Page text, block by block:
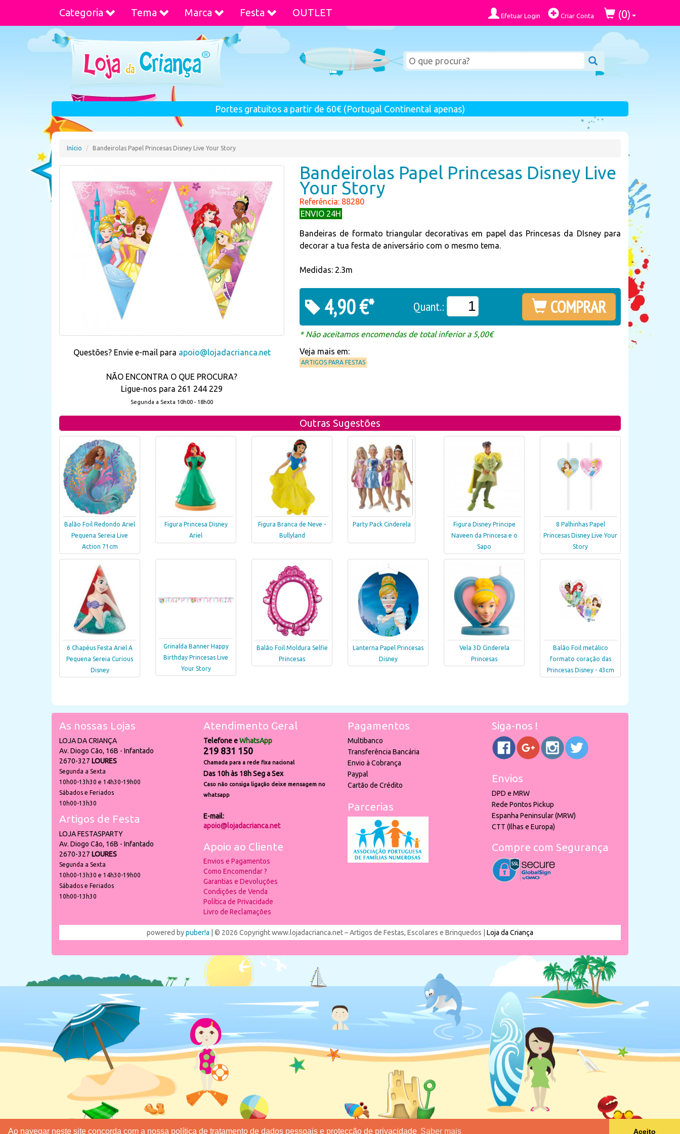
Ao navegar neste site concorda com a nossa política de tratamento de dados pessoais e protecção de privacidade Saber mais Aceito
Categoria Tema Marca Festa OUTLET Efetuar Login Criar Conta (0)
Portes gratuitos a partir de 60€ (Portugal Continental apenas)
Início Bandeirolas Papel Princesas Disney Live Your Story
Questões? Envie e-mail para apoio@lojadacrianca.net
NÃO ENCONTRA O QUE PROCURA?
Ligue-nos para 261 244 229
Segunda a Sexta 10h00 - 18h00
Bandeirolas Papel Princesas Disney Live
Your Story
Referência: 88280
ENVIO 24H
Bandeiras de formato triangular decorativas em papel das Princesas da DIsney para
decorar a tua festa de aniversário com o mesmo tema.
Medidas: 2.3m
4,90 €* Quant.: COMPRAR
* Não aceitamos encomendas de total inferior a 5,00€
Veja mais em:
ARTIGOS PARA FESTAS
Outras Sugestões
Balão Foil Redondo Ariel
Pequena Sereia Live
Action 71cm
Figura Princesa Disney
Ariel
Figura Branca de Neve -
Bullyland
Party Pack Cinderela
Figura Disney Principe
Naveen da Princesa e o
Sapo
8 Palhinhas Papel
Princesas Disney Live Your
Story
6 Chapéus Festa Ariel A
Pequena Sereia Curious
Disney
Grinalda Banner Happy
Birthday Princesas Live
Your Story
Balão Foil Moldura Selfie
Princesas
Lanterna Papel Princesas
Disney
Vela 3D Cinderela
Princesas
Balão Foil metálico
formato coração das
Princesas Disney - 43cm
As nossas Lojas
LOJA DA CRIANÇA
Av. Diogo Cão, 16B - Infantado
2670-327 LOURES
Segunda a Sexta
10h00-13h30 e 14h30-19h00
Sábados e Feriados
10h00-13h30
Artigos de Festa
LOJA FESTASPARTY
Av. Diogo Cão, 16B - Infantado
2670-327 LOURES
Segunda a Sexta
10h00-13h30 e 14h30-19h00
Sábados e Feriados
10h00-13h30
Atendimento Geral
Telefone eWhatsApp
219 831 150
Chamada para a rede fixa nacional
Das 10h às 18h Seg a Sex
Caso não consiga ligação deixe mensagem no
whatsapp
E-mail:
apoio@lojadacrianca.net
Apoio ao Cliente
Envios e Pagamentos
Como Encomendar ?
Garantias e Devoluções
Condições de Venda
Política de Privacidade
Livro de Reclamações
Pagamentos
Multibanco
Transferência Bancária
Envio à Cobrança
Paypal
Cartão de Crédito
Parcerias
Siga-nos !
Envios
DPD e MRW
Rede Pontos Pickup
Espanha Peninsular (MRW)
CTT (Ilhas e Europa)
Compre com Segurança
powered bypuber!a | © 2026 Copyright www.lojadacrianca.net – Artigos de Festas, Escolares e Brinquedos | Loja da Criança